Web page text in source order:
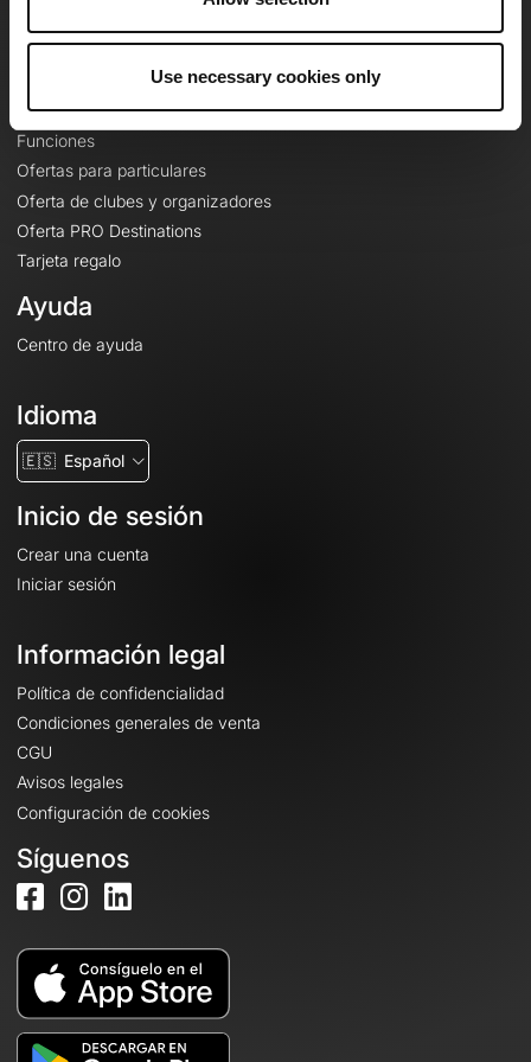
Use necessary cookies only
Le Mag'
Mapas base topográficos
Funciones
Ofertas para particulares
Oferta de clubes y organizadores
Oferta PRO Destinations
Tarjeta regalo
Ayuda
Centro de ayuda
Idioma
🇪🇸 Español
Inicio de sesión
Crear una cuenta
Iniciar sesión
Información legal
Política de confidencialidad
Condiciones generales de venta
CGU
Avisos legales
Configuración de cookies
Síguenos